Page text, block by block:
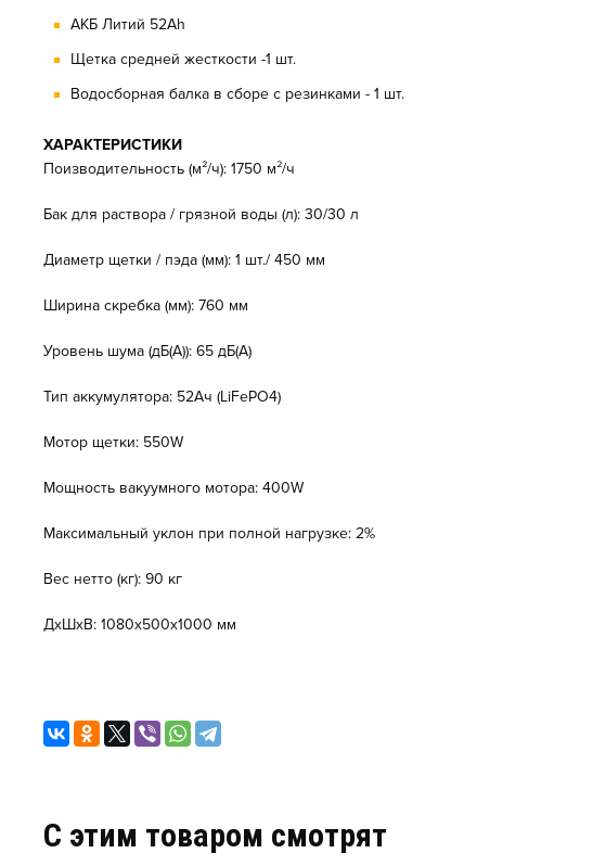
АКБ Литий 52Ah
Щетка средней жесткости -1 шт.
Водосборная балка в сборе с резинками - 1 шт.
ХАРАКТЕРИСТИКИ
Поизводительность (м²/ч): 1750 м²/ч
Бак для раствора / грязной воды (л): 30/30 л
Диаметр щетки / пэда (мм): 1 шт./ 450 мм
Ширина скребка (мм): 760 мм
Уровень шума (дБ(А)): 65 дБ(А)
Тип аккумулятора: 52Aч (LiFePO4)
Мотор щетки: 550W
Мощность вакуумного мотора: 400W
Максимальный уклон при полной нагрузке: 2%
Вес нетто (кг): 90 кг
ДxШxВ: 1080x500x1000 мм
C этим товаром смотрят